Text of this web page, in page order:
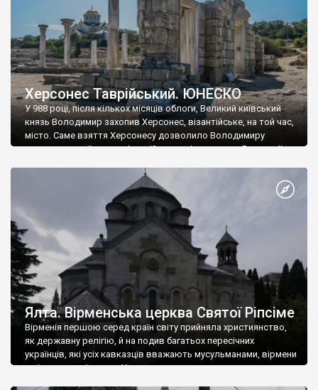
Херсонес Таврійський. ЮНЕСКО
У 988 році, після кількох місяців облоги, Великий київський
князь Володимир захопив Херсонес, візантійське, на той час,
місто. Саме взяття Херсонесу дозволило Володимиру
диктувати свої умови візантійському імператору Василю ІІ, та
Херсонесі Володимир-язичник, став Василем-християнином.
А потім було Хрещення Русі. На честь Херсонесу Таврійського
Ялта. Вірменська церква Святої Ріпсіме
Вірменія першою серед країн світу прийняла християнство,
як державну релігію, й на подив багатьох пересічних
українців, які усіх кавказців вважають мусульманами, вірмени
є відданими вірянами Христа